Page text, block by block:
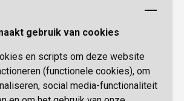
gebruik van cookies
en scripts om deze website
(functionele cookies), om
social media-functionaliteit
4 777